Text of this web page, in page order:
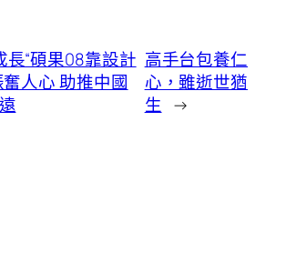
長“碩果08靠設計
人心 助推中國
高手台包養仁
心，雖逝世猶
生 →